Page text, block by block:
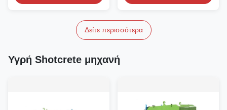
Δείτε περισσότερα
Υγρή Shotcrete μηχανή